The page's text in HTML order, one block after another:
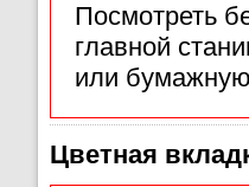
Посмотреть
главной
или
Цветная